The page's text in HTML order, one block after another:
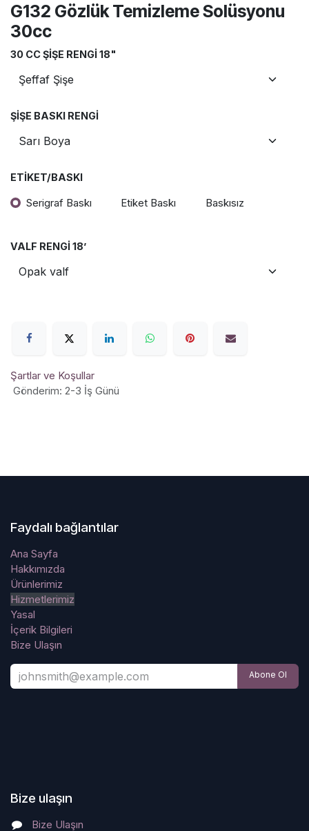
G132 Gözlük Temizleme Solüsyonu
30cc
30 CC ŞIŞE RENGI 18"
ŞIŞE BASKI RENGI
ETIKET/BASKI
Serigraf Baskı Etiket Baskı Baskısız
VALF RENGI 18’
Şartlar ve Koşullar
Gönderim: 2-3 İş Günü
Faydalı bağlantılar
Ana Sayfa
Hakkımızda
Ürünlerimiz
Hizmetlerimiz
Yasal
İçerik Bilgileri
Bize Ulaşın
Abone Ol
Bize ulaşın
Bize Ulaşın